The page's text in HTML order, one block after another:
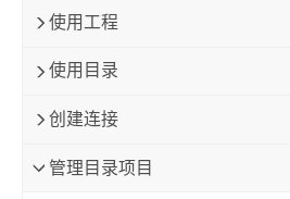
使用工程
使用目录
创建连接
管理目录项目